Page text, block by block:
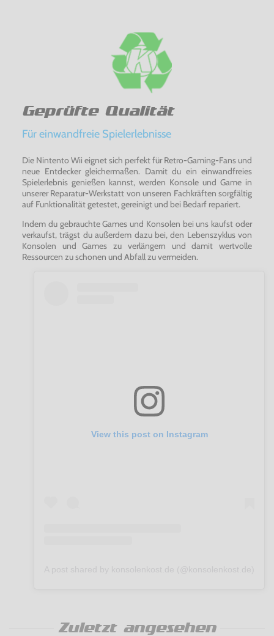
Geprüfte Qualität
Für einwandfreie Spielerlebnisse
Die Nintento Wii eignet sich perfekt für Retro-Gaming-Fans und
neue Entdecker gleichermaßen. Damit du ein einwandfreies
Spielerlebnis genießen kannst, werden Konsole und Game in
unserer Reparatur-Werkstatt von unseren Fachkräften sorgfältig
auf Funktionalität getestet, gereinigt und bei Bedarf repariert.
Indem du gebrauchte Games und Konsolen bei uns kaufst oder
verkaufst, trägst du außerdem dazu bei, den Lebenszyklus von
Konsolen und Games zu verlängern und damit wertvolle
Ressourcen zu schonen und Abfall zu vermeiden.
View this post on Instagram
Zuletzt angesehen